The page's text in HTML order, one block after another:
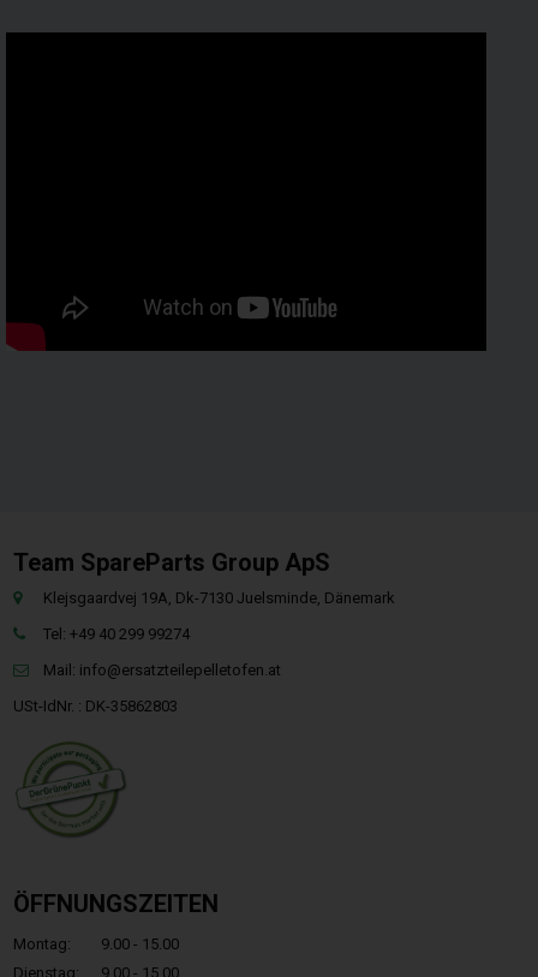
Team SpareParts Group ApS
Klejsgaardvej 19A, Dk-7130 Juelsminde, Dänemark
Tel: +49 40 299 99274
Mail: info@ersatzteilepelletofen.at
USt-IdNr. : DK-35862803
ÖFFNUNGSZEITEN
Montag:
9.00 - 15.00
Dienstag:
9.00 - 15.00